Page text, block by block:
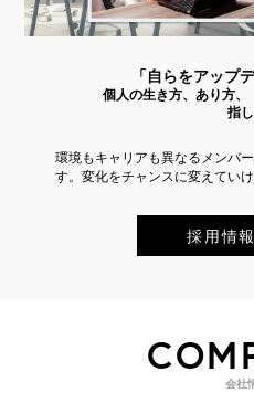
「自らをアップ
個人の生き方、あり方、
指
環境もキャリアも異なるメンバ
す。変化をチャンスに変えてい
採用情
会社